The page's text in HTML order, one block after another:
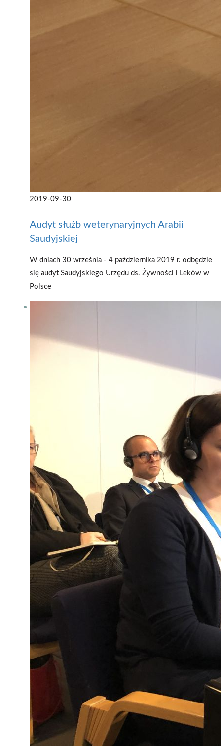
2019-09-30
Audyt służb weterynaryjnych Arabii
Saudyjskiej
W dniach 30 września - 4 października 2019 r. odbędzie
się audyt Saudyjskiego Urzędu ds. Żywności i Leków w
Polsce